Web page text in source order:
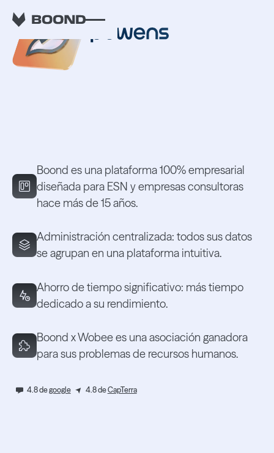
Boond es una plataforma 100% empresarial
diseñada para ESN y empresas consultoras
hace más de 15 años.
Administración centralizada: todos sus datos
se agrupan en una plataforma intuitiva.
Ahorro de tiempo significativo: más tiempo
dedicado a su rendimiento.
Boond x Wobee es una asociación ganadora
para sus problemas de recursos humanos.
4.8 degoogle 4.8 deCapTerra